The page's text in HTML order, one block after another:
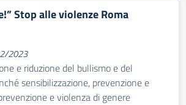
Stop alle violenze Roma
2023
e riduzione del bullismo e del
sensibilizzazione, prevenzione e
e violenza di genere